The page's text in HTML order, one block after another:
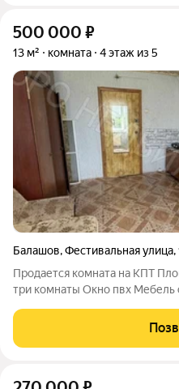
500 000 ₽
13 м² комната 4 этаж из 5
Балашов,Фестивальная улица,
Продается комната на КПТ
три комнаты Окно пвх Мебель